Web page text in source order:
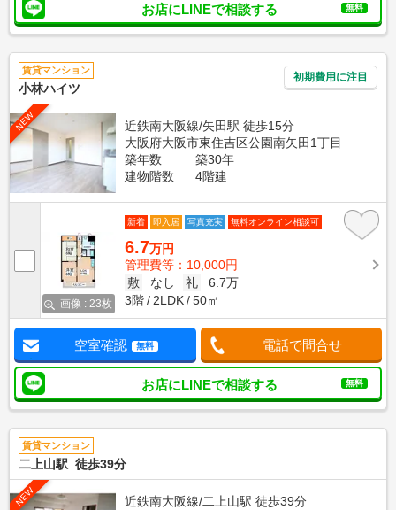
お店にLINEで相談する 無料
賃貸マンション
小林ハイツ
初期費用に注目
NEW
近鉄南大阪線/矢田駅 徒歩15分
大阪府大阪市東住吉区公園南矢田1丁目
築年数
築30年
建物階数
4階建
画像 : 23枚
新着 即入居 写真充実 無料オンライン相談可
6.7万円
管理費等：10,000円
敷
なし 礼
6.7万
3階
2LDK 50㎡
空室確認 無料 電話で問合せ
お店にLINEで相談する 無料
賃貸マンション
二上山駅 徒歩39分
NEW
近鉄南大阪線/二上山駅 徒歩39分